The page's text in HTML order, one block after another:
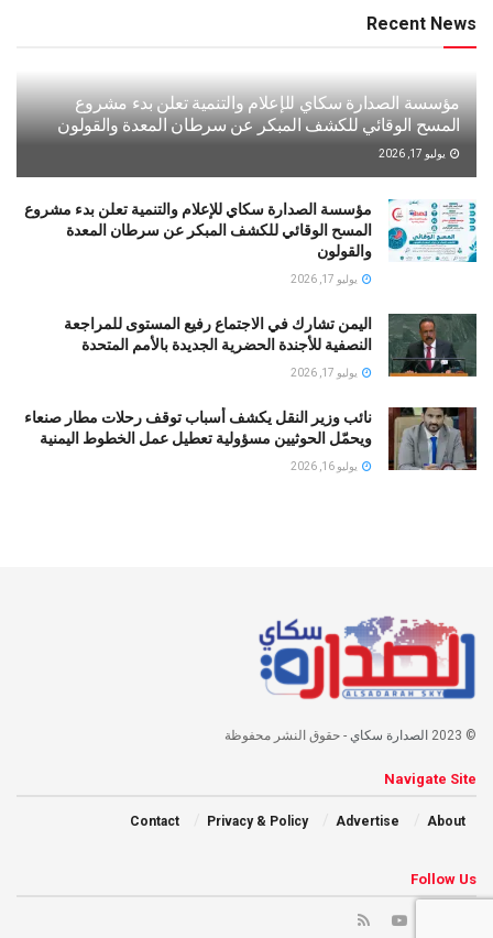
Recent News
مؤسسة الصدارة سكاي للإعلام والتنمية تعلن بدء مشروع
المسح الوقائي للكشف المبكر عن سرطان المعدة والقولون
يوليو 17, 2026
مؤسسة الصدارة سكاي للإعلام والتنمية تعلن بدء مشروع
المسح الوقائي للكشف المبكر عن سرطان المعدة
والقولون
يوليو 17, 2026
اليمن تشارك في الاجتماع رفيع المستوى للمراجعة
النصفية للأجندة الحضرية الجديدة بالأمم المتحدة
يوليو 17, 2026
نائب وزير النقل يكشف أسباب توقف رحلات مطار صنعاء
ويحمّل الحوثيين مسؤولية تعطيل عمل الخطوط اليمنية
يوليو 16, 2026
© 2023 الصدارة سكاي - حقوق النشر محفوظة
Navigate Site
About
Advertise
Privacy & Policy
Contact
Follow Us